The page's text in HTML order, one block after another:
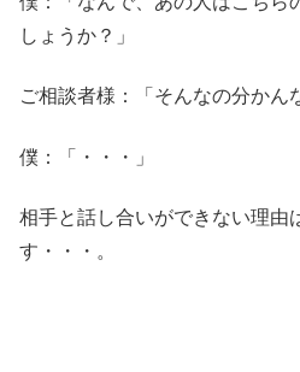
しょうか？」
ご相談者様：「そんなの分かん
僕：「・・・」
相手と話し合いができない理由
す・・・。